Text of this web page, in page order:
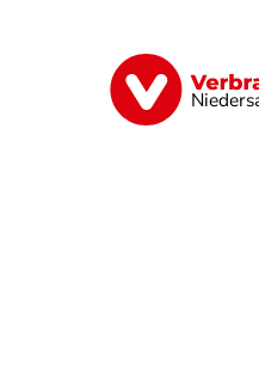
Digitale Welt